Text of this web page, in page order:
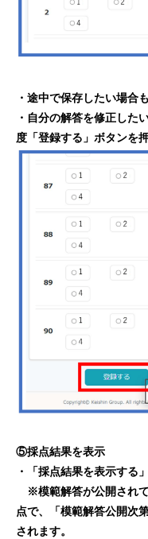
・途中で保存したい場合
・自分の解答を修正した
度「登録する」ボタンを
⑤採点結果を表示
・「採点結果を表示する
※模範解答が公開され
点で、「模範解答公開次
されます。